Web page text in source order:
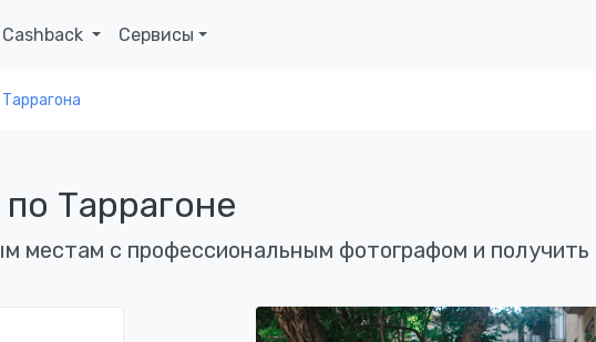
Cashback Сервисы
Таррагона
Таррагоне
местам с профессиональным фотографом и